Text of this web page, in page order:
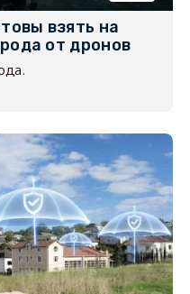
взять на
от дронов